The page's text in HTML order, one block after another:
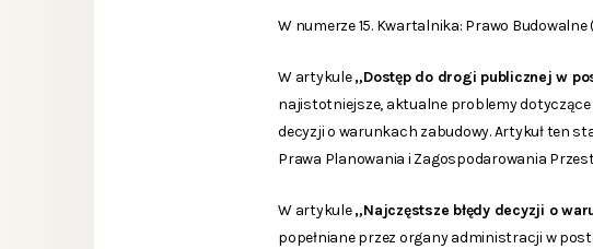
W numerze 15. Kwartalnika: Prawo
W artykule„Dostęp do drogi publicznej w
najistotniejsze, aktualne problemy
decyzji o warunkach zabudowy. Artykuł ten
Prawa Planowania i Zagospodarowania
W artykule„Najczęstsze błędy decyzji o
popełniane przez organy administracji w